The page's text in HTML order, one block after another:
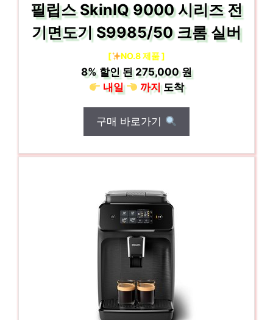
필립스 SkinIQ 9000 시리즈 전
기면도기 S9985/50 크롬 실버
[ NO.8 제품 ]
8%할인 된275,000 원
내일
까지도착
구매 바로가기